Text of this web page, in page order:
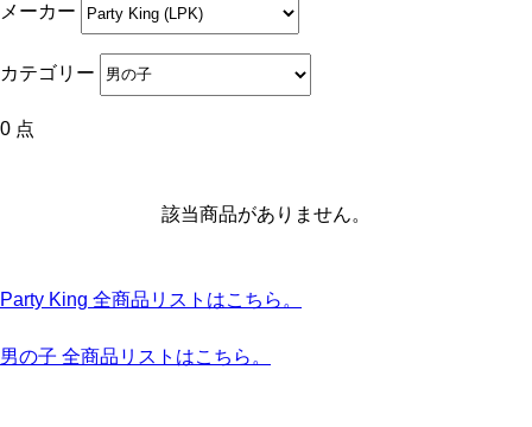
メーカー
カテゴリー
0 点
該当商品がありません。
Party King 全商品リストはこちら。
男の子 全商品リストはこちら。